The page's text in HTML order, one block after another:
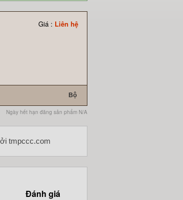
Giá : Liên hệ
Bộ
Ngày hết hạn đăng sản phẩm N/A
tmpccc.com
Đánh giá